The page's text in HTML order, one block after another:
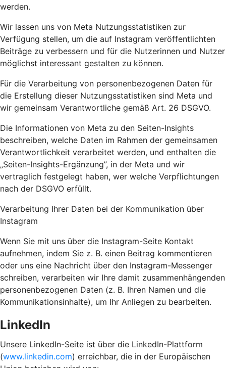
werden.
Wir lassen uns von Meta Nutzungsstatistiken zur
Verfügung stellen, um die auf Instagram veröffentlichten
Beiträge zu verbessern und für die Nutzerinnen und Nutzer
möglichst interessant gestalten zu können.
Für die Verarbeitung von personenbezogenen Daten für
die Erstellung dieser Nutzungsstatistiken sind Meta und
wir gemeinsam Verantwortliche gemäß Art. 26 DSGVO.
Die Informationen von Meta zu den Seiten-Insights
beschreiben, welche Daten im Rahmen der gemeinsamen
Verantwortlichkeit verarbeitet werden, und enthalten die
„Seiten-Insights-Ergänzung”, in der Meta und wir
vertraglich festgelegt haben, wer welche Verpflichtungen
nach der DSGVO erfüllt.
Verarbeitung Ihrer Daten bei der Kommunikation über
Instagram
Wenn Sie mit uns über die Instagram-Seite Kontakt
aufnehmen, indem Sie z. B. einen Beitrag kommentieren
oder uns eine Nachricht über den Instagram-Messenger
schreiben, verarbeiten wir Ihre damit zusammenhängenden
personenbezogenen Daten (z. B. Ihren Namen und die
Kommunikationsinhalte), um Ihr Anliegen zu bearbeiten.
LinkedIn
Unsere LinkedIn-Seite ist über die LinkedIn-Plattform
(www.linkedin.com) erreichbar, die in der Europäischen